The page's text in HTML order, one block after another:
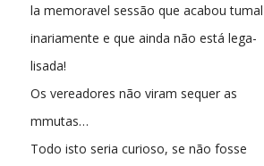
la memoravel sessão que acabou
inariamente e que ainda não está lega-
lisada!
Os vereadores não viram sequer as
mmutas…
Todo isto seria curioso, se não fosse